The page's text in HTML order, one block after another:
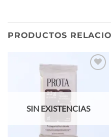
PRODUCTOS
SIN EXISTENCIAS